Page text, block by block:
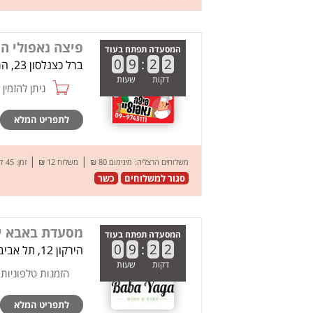
המסעדה תפתח בעוד
0 9 : 2 2
דקות שעות
פיצה נאפולי
ברל כצנלסון 23, הרצליה
ניתן להזמין online
לתפריט המלא
משלוחים הרצליה: מינימום 80 ₪ | משלוח 12 ₪ | זמן: 45 דק’
סגור למשלוחים כשר
המסעדה תפתח בעוד
0 9 : 2 2
דקות שעות
מסעדת באבא
הירקון 12, תל אביב
הזמנות
לתפריט המלא